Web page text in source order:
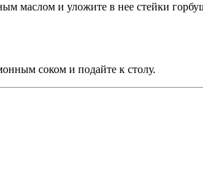
маслом и уложите в нее стейки
соком и подайте к столу.